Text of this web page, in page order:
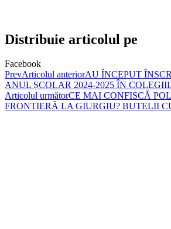
Distribuie articolul pe
Facebook
PrevArticolul anteriorAU ÎNCEPUT
ANUL ȘCOLAR 2024-2025 ÎN
Articolul următorCE MAI CONFISCĂ
FRONTIERĂ LA GIURGIU? BUTELII